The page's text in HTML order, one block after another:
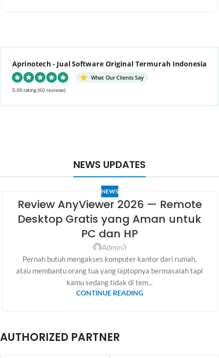
Aprinotech - Jual Software Original Termurah Indonesia
What Our Clients Say
5.00 rating(60 reviews)
NEWS UPDATES
NEWS
Review AnyViewer 2026 — Remote
Desktop Gratis yang Aman untuk
PC dan HP
Admin3
Pernah butuh mengakses komputer kantor dari rumah,
atau membantu orang tua yang laptopnya bermasalah tapi
kamu sedang tidak di tem...
CONTINUE READING
AUTHORIZED PARTNER